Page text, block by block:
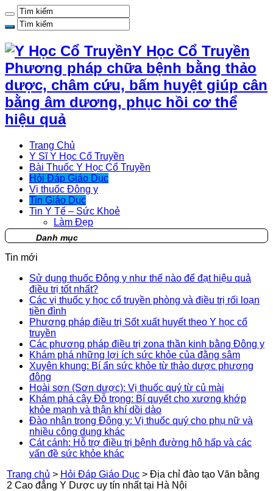
Y Học Cổ Truyền
Phương pháp chữa bệnh bằng thảo
dược, châm cứu, bấm huyệt giúp cân
bằng âm dương, phục hồi cơ thể
hiệu quả
Trang Chủ
Y Sĩ Y Học Cổ Truyền
Bài Thuốc Y Học Cổ Truyền
Hỏi Đáp Giáo Dục
Vị thuốc Đông y
Tin Giáo Dục
Tin Y Tế – Sức Khoẻ
Làm Đẹp
Danh mục
Tin mới
Sử dụng thuốc Đông y như thế nào để đạt hiệu quả
điều trị tốt nhất?
Các vị thuốc y học cổ truyền phòng và điều trị rối loạn
tiền đình
Phương pháp điều trị Sốt xuất huyết theo Y học cổ
truyền
Các phương pháp điều trị zona thần kinh bằng Đông y
Khám phá những lợi ích sức khỏe của đằng sâm
Xuyên khung: Bí ẩn sức khỏe từ thảo dược phương
đông
Hoài sơn (Sơn dược): Vị thuốc quý từ củ mài
Khám phá cây Đỗ trọng: Bí quyết cho xương khớp
khỏe mạnh và thận khí dồi dào
Đào nhân trong Đông y: Vị thuốc quý cho phụ nữ và
nhiều công dụng khác
Cát cánh: Hỗ trợ điều trị bệnh đường hô hấp và các
vấn đề sức khỏe khác
Trang chủ > Hỏi Đáp Giáo Dục > Địa chỉ đào tạo Văn bằng
2 Cao đẳng Y Dược uy tín nhất tại Hà Nội